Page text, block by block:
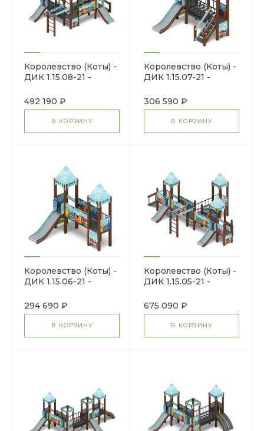
Королевство (Коты) -
ДИК 1.15.08-21 -
H=750
492 190 ₽
В КОРЗИНУ
Королевство (Коты) -
ДИК 1.15.07-21 -
H=900
306 590 ₽
В КОРЗИНУ
Королевство (Коты) -
ДИК 1.15.06-21 -
H=900
294 690 ₽
В КОРЗИНУ
Королевство (Коты) -
ДИК 1.15.05-21 -
H=750
675 090 ₽
В КОРЗИНУ